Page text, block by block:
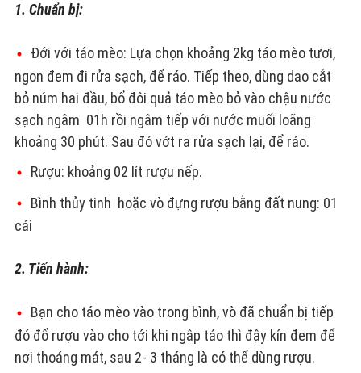
1. Chuẩn bị:
Đới với táo mèo: Lựa chọn khoảng 2kg táo mèo tươi,
ngon đem đi rửa sạch, để ráo. Tiếp theo, dùng dao cắt
bỏ núm hai đầu, bổ đôi quả táo mèo bỏ vào chậu nước
sạch ngâm 01h rồi ngâm tiếp với nước muối loãng
khoảng 30 phút. Sau đó vớt ra rửa sạch lại, để ráo.
Rượu: khoảng 02 lít rượu nếp.
Bình thủy tinh hoặc vò đựng rượu bằng đất nung: 01
cái
2. Tiến hành:
Bạn cho táo mèo vào trong bình, vò đã chuẩn bị tiếp
đó đổ rượu vào cho tới khi ngập táo thì đậy kín đem để
nơi thoáng mát, sau 2- 3 tháng là có thể dùng rượu.